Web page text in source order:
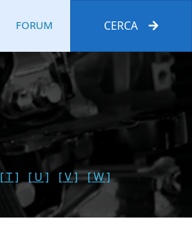
FORUM CERCA
[ T ] [ U ] [ V ]
[ W ]